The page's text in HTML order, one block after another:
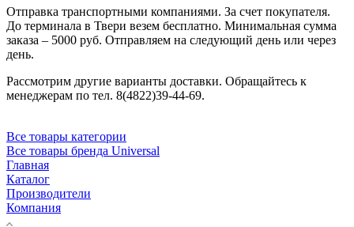
Отправка транспортными компаниями. За счет покупателя.
До терминала в Твери везем бесплатно. Минимальная сумма
заказа – 5000 руб. Отправляем на следующий день или через
день.
Рассмотрим другие варианты доставки. Обращайтесь к
менеджерам по тел. 8(4822)39-44-69.
Все товары категории
Все товары бренда Universal
Главная
Каталог
Производители
Компания